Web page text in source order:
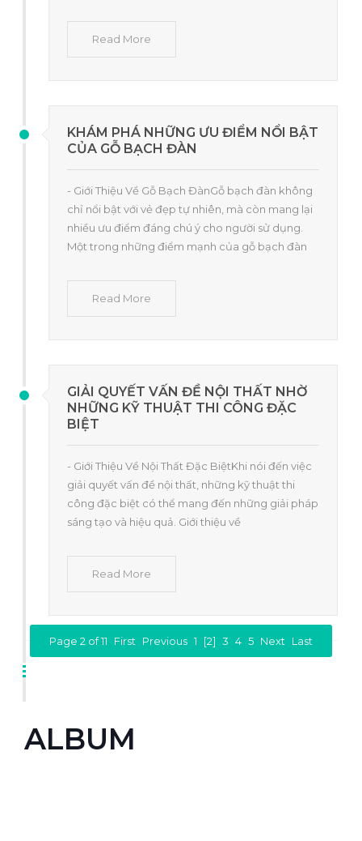
Read More
KHÁM PHÁ NHỮNG ƯU ĐIỂM NỔI BẬT
CỦA GỖ BẠCH ĐÀN
- Giới Thiệu Về Gỗ Bạch ĐànGỗ bạch đàn không
chỉ nổi bật với vẻ đẹp tự nhiên, mà còn mang lại
nhiều ưu điểm đáng chú ý cho người sử dụng.
Một trong những điểm mạnh của gỗ bạch đàn
Read More
GIẢI QUYẾT VẤN ĐỀ NỘI THẤT NHỜ
NHỮNG KỸ THUẬT THI CÔNG ĐẶC
BIỆT
- Giới Thiệu Về Nội Thất Đặc BiệtKhi nói đến việc
giải quyết vấn đề nội thất, những kỹ thuật thi
công đặc biệt có thể mang đến những giải pháp
sáng tạo và hiệu quả. Giới thiệu về
Read More
Page 2 of 11 First Previous 1 [2] 3 4 5 Next Last
ALBUM